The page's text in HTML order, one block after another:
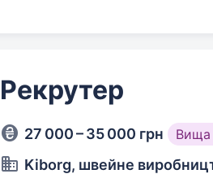
Рекрутер
27 000 – 35 000 грн Вища
Kiborg, швейне